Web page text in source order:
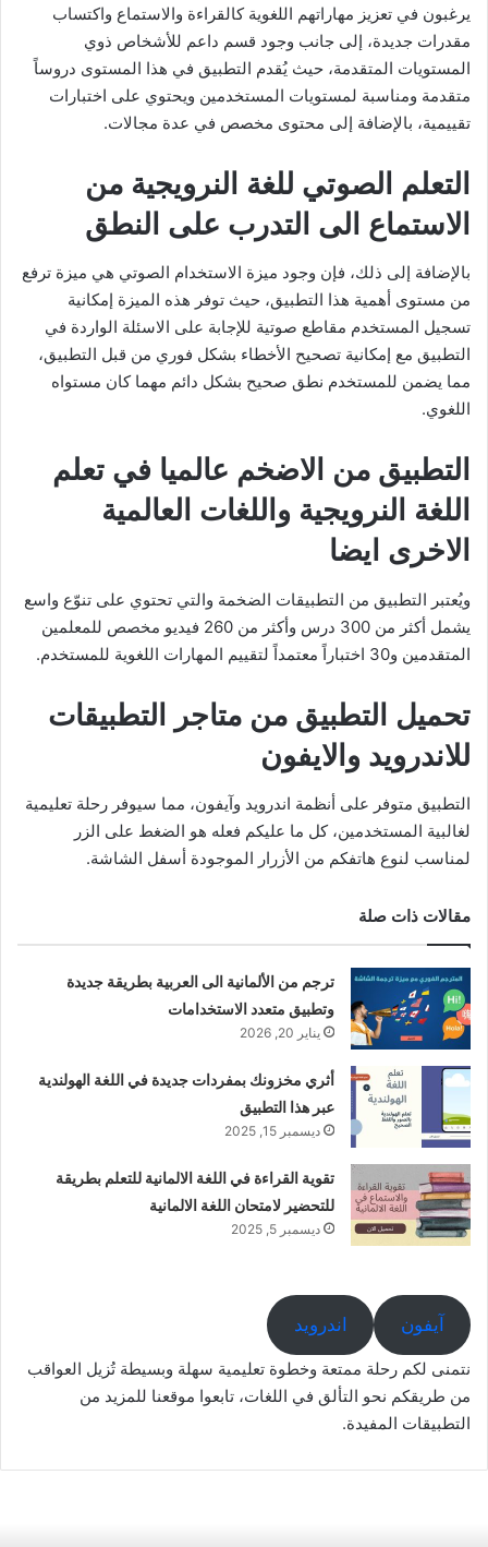
يرغبون في تعزيز مهاراتهم اللغوية كالقراءة والاستماع واكتساب
مقدرات جديدة، إلى جانب وجود قسم داعم للأشخاص ذوي
المستويات المتقدمة، حيث يُقدم التطبيق في هذا المستوى دروساً
متقدمة ومناسبة لمستويات المستخدمين ويحتوي على اختبارات
تقييمية، بالإضافة إلى محتوى مخصص في عدة مجالات.
التعلم الصوتي للغة النرويجية من
الاستماع الى التدرب على النطق
بالإضافة إلى ذلك، فإن وجود ميزة الاستخدام الصوتي هي ميزة ترفع
من مستوى أهمية هذا التطبيق، حيث توفر هذه الميزة إمكانية
تسجيل المستخدم مقاطع صوتية للإجابة على الاسئلة الواردة في
التطبيق مع إمكانية تصحيح الأخطاء بشكل فوري من قبل التطبيق،
مما يضمن للمستخدم نطق صحيح بشكل دائم مهما كان مستواه
اللغوي.
التطبيق من الاضخم عالميا في تعلم
اللغة النرويجية واللغات العالمية
الاخرى ايضا
ويُعتبر التطبيق من التطبيقات الضخمة والتي تحتوي على تنوّع واسع
يشمل أكثر من 300 درس وأكثر من 260 فيديو مخصص للمعلمين
المتقدمين و30 اختباراً معتمداً لتقييم المهارات اللغوية للمستخدم.
تحميل التطبيق من متاجر التطبيقات
للاندرويد والايفون
التطبيق متوفر على أنظمة اندرويد وآيفون، مما سيوفر رحلة تعليمية
لغالبية المستخدمين، كل ما عليكم فعله هو الضغط على الزر
لمناسب لنوع هاتفكم من الأزرار الموجودة أسفل الشاشة.
مقالات ذات صلة
ترجم من الألمانية الى العربية بطريقة جديدة
وتطبيق متعدد الاستخدامات
يناير 20, 2026
أثري مخزونك بمفردات جديدة في اللغة الهولندية
عبر هذا التطبيق
ديسمبر 15, 2025
تقوية القراءة في اللغة الالمانية للتعلم بطريقة
للتحضير لامتحان اللغة الالمانية
ديسمبر 5, 2025
آيفون اندرويد
نتمنى لكم رحلة ممتعة وخطوة تعليمية سهلة وبسيطة تُزيل العواقب
من طريقكم نحو التألق في اللغات، تابعوا موقعنا للمزيد من
التطبيقات المفيدة.